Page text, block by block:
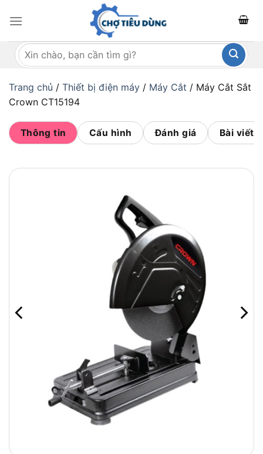
qua
dungTìm
kiếm:
Trang chủ / Thiết bị điện máy / Máy Cắt / Máy Cắt Sắt
Crown CT15194
Thông tin Cấu hình Đánh giá Bài viết